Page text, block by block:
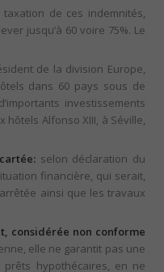
de ces indemnités,
jusqu’à 60 voire 75%. Le
de la division Europe,
dans 60 pays sous de
investissements
Alfonso XIII, à Séville,
selon déclaration du
financière, qui serait,
ainsi que les travaux
considérée non conforme
elle ne garantit pas une
hypothécaires, en ne